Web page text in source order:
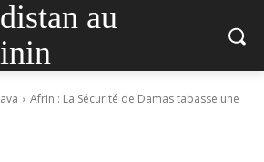
au
Afrin : La Sécurité de Damas tabasse une